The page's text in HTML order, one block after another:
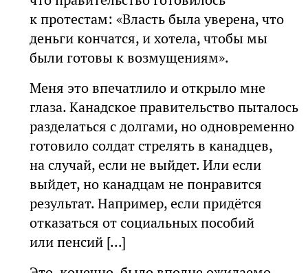
к протестам: «Власть была уверена, что
деньги кончатся, и хотела, чтобы мы
были готовы к возмущениям».
Меня это впечатлило и открыло мне
глаза. Канадское правительство пыталось
разделаться с долгами, но одновременно
готовило солдат стрелять в канадцев,
на случай, если не выйдет. Или если
выйдет, но канадцам не понравится
результат. Например, если придётся
отказаться от социальных пособий
или пенсий [...]